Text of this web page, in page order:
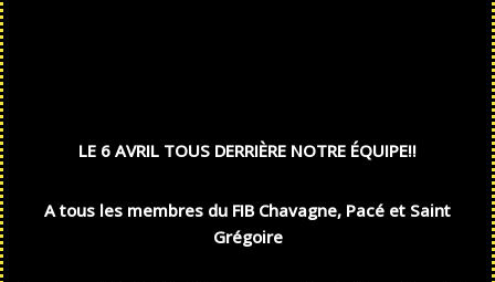
LE 6 AVRIL TOUS DERRIÈRE NOTRE ÉQUIPE!!
A tous les membres du FIB Chavagne, Pacé et Saint
Grégoire